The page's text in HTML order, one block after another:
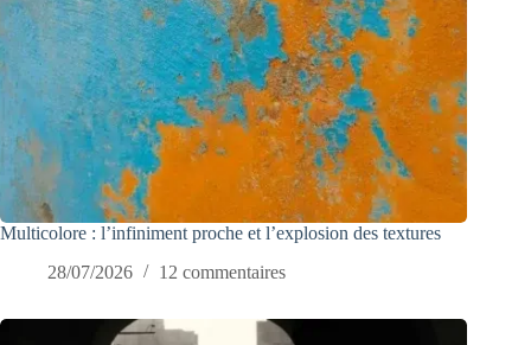
Multicolore : l’infiniment proche et l’explosion des textures
28/07/2026
12 commentaires